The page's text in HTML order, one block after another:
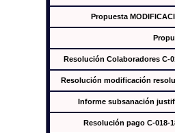
Propuesta
Resolución Colaboradores C-
Resolución modificación
Informe subsanación
Resolución pago C-018-